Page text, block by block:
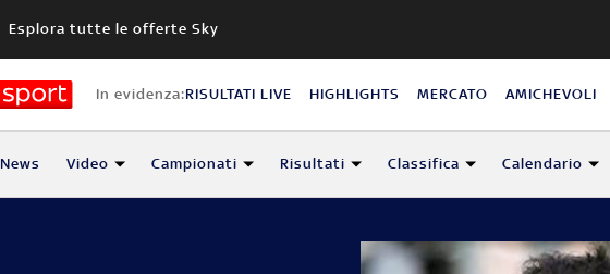
Esplora tutte le offerte Sky
In evidenza:RISULTATI LIVE HIGHLIGHTS MERCATO AMICHEVOLI
News Video Campionati Risultati Classifica Calendario